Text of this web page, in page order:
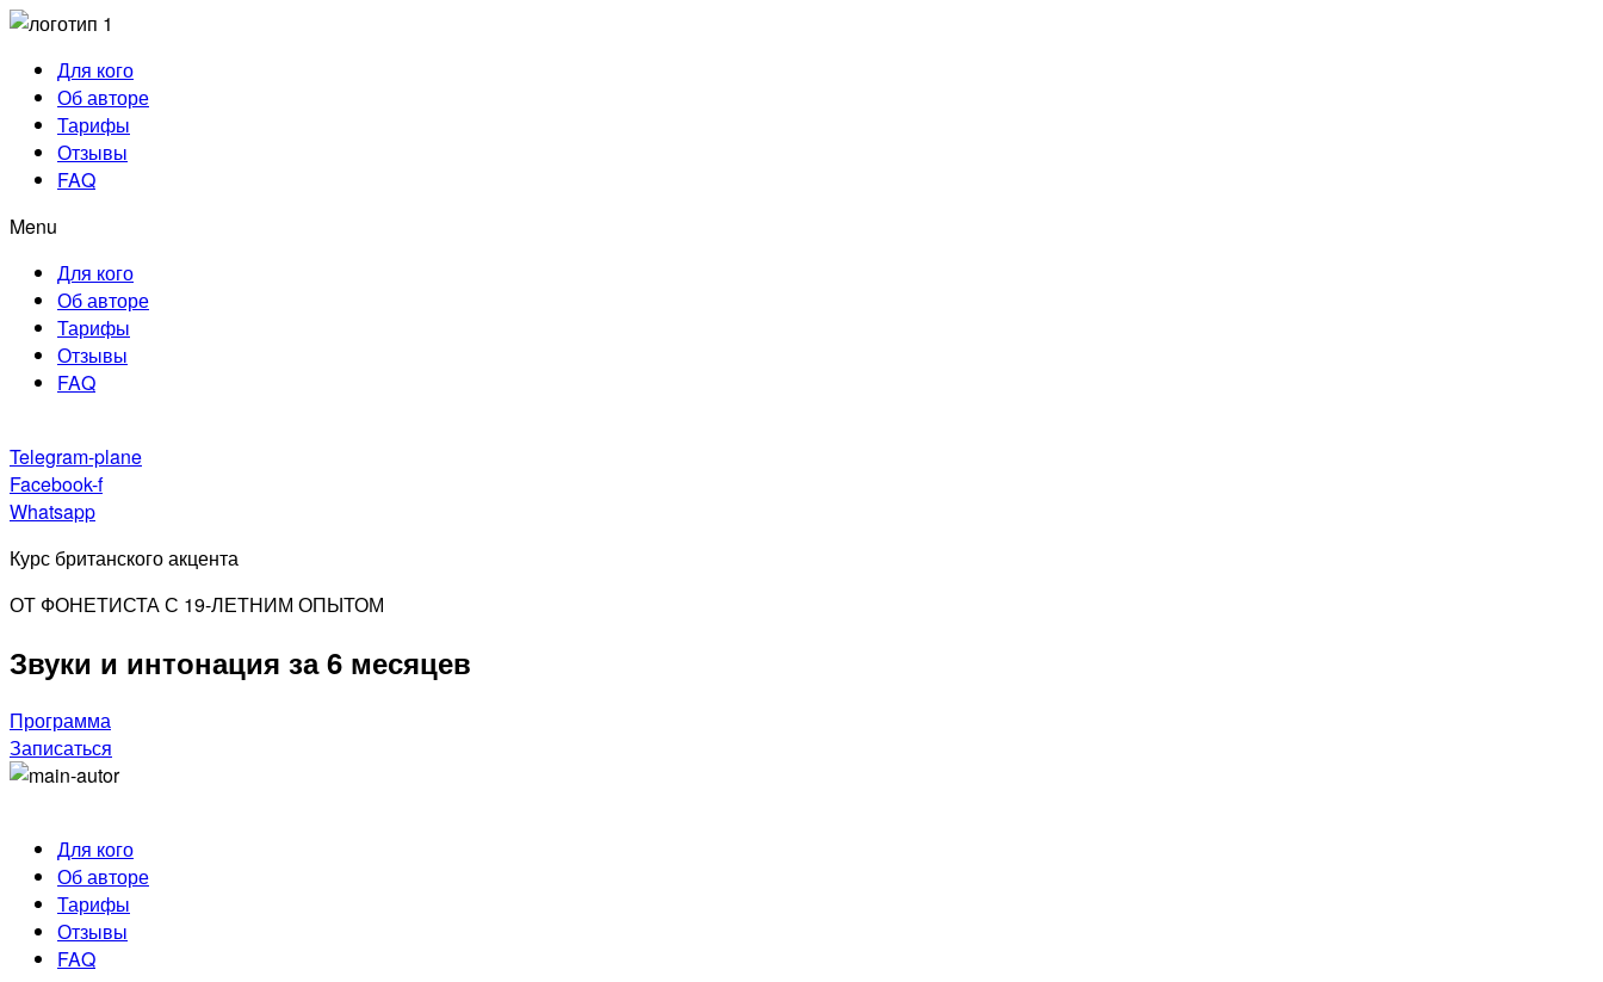
Для кого
Об авторе
Тарифы
Отзывы
FAQ
Menu
Для кого
Об авторе
Тарифы
Отзывы
FAQ
Telegram-plane
Facebook-f
Whatsapp
Курс британского акцента
ОТ ФОНЕТИСТА С 19-ЛЕТНИМ ОПЫТОМ
Звуки и интонация за 6 месяцев
Программа
Записаться
Для кого
Об авторе
Тарифы
Отзывы
FAQ